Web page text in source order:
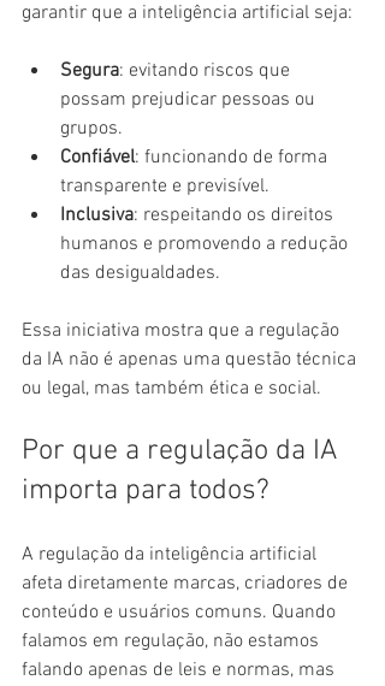
garantir que a inteligência artificial seja:
Segura: evitando riscos que
possam prejudicar pessoas ou
grupos.
Confiável: funcionando de forma
transparente e previsível.
Inclusiva: respeitando os direitos
humanos e promovendo a redução
das desigualdades.
Essa iniciativa mostra que a regulação
da IA não é apenas uma questão técnica
ou legal, mas também ética e social.
Por que a regulação da IA
importa para todos?
A regulação da inteligência artificial
afeta diretamente marcas, criadores de
conteúdo e usuários comuns. Quando
falamos em regulação, não estamos
falando apenas de leis e normas, mas